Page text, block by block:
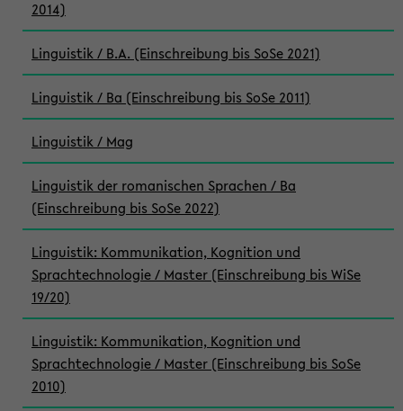
2014)
Linguistik / B.A. (Einschreibung bis SoSe 2021)
Linguistik / Ba (Einschreibung bis SoSe 2011)
Linguistik / Mag
Linguistik der romanischen Sprachen / Ba
(Einschreibung bis SoSe 2022)
Linguistik: Kommunikation, Kognition und
Sprachtechnologie / Master (Einschreibung bis WiSe
19/20)
Linguistik: Kommunikation, Kognition und
Sprachtechnologie / Master (Einschreibung bis SoSe
2010)